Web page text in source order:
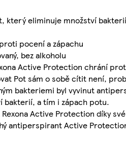
který eliminuje množství
pocení a zápachu
bez alkoholu
Active Protection chrání
Pot sám o sobě cítit není,
bakteriemi byl vyvinut
bakterií, a tím i zápach potu.
Active Protection díky
antiperspirant Active